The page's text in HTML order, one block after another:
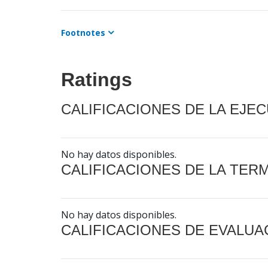
Footnotes
Ratings
CALIFICACIONES DE LA
No hay datos disponibles.
CALIFICACIONES DE LA
No hay datos disponibles.
CALIFICACIONES DE